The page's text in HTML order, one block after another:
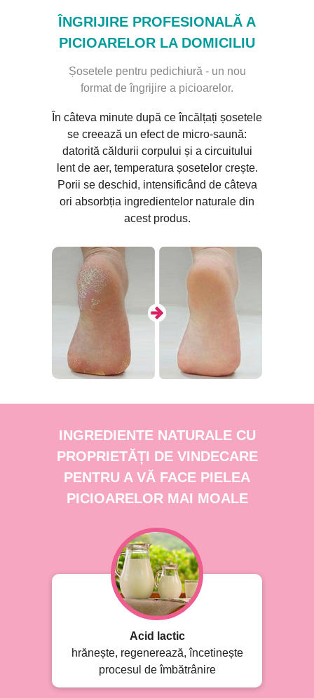
ÎNGRIJIRE PROFESIONALĂ A
PICIOARELOR LA DOMICILIU
Șosetele pentru pedichiură - un nou
format de îngrijire a picioarelor.
În câteva minute după ce încălțați șosetele
se creează un efect de micro-saună:
datorită căldurii corpului și a circuitului
lent de aer, temperatura șosetelor crește.
Porii se deschid, intensificând de câteva
ori absorbția ingredientelor naturale din
acest produs.
INGREDIENTE NATURALE CU
PROPRIETĂȚI DE VINDECARE
PENTRU A VĂ FACE PIELEA
PICIOARELOR MAI MOALE
Acid lactic
hrănește, regenerează, încetinește
procesul de îmbătrânire